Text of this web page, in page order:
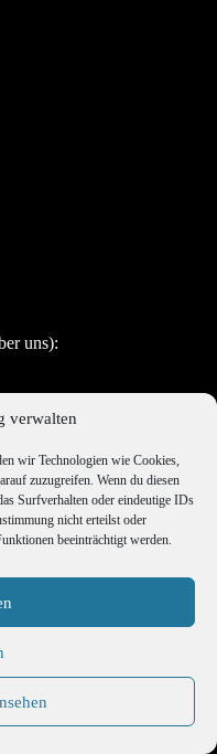
verwalten
wir Technologien wie Cookies,
zuzugreifen. Wenn du diesen
Surfverhalten oder eindeutige IDs
nicht erteilst oder
beeinträchtigt werden.
uns):